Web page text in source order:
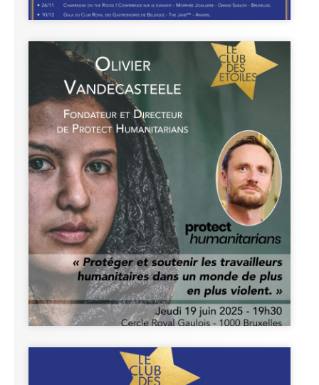
Dîner-conférence
d'Olivier
Vandecasteele.
Plus d'infos